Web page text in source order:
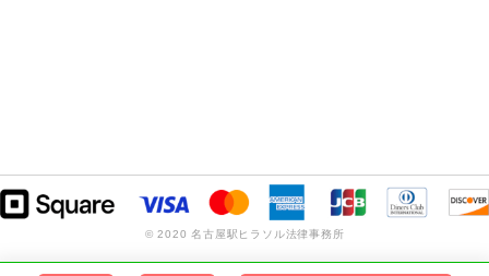
© 2020 名古屋駅ヒラソル法律事務所